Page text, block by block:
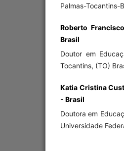
Palmas-Tocantins-
Roberto
Brasil
Doutor em
Tocantins, (TO)
Katia Cristina
- Brasil
Doutora em
Universidade